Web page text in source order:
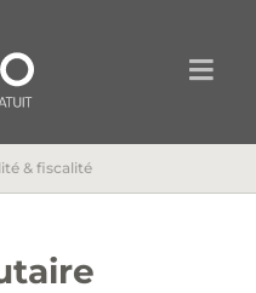
& fiscalité